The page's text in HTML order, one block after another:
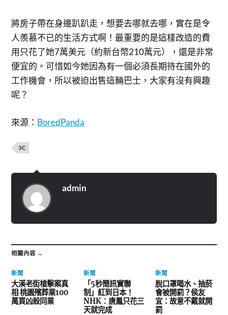
將房子帶在身邊趴趴走，想要去哪就去哪，實在是令
人羨慕不已的生活方式啊！最重要的是這樣改造的費
用只花了她7萬美元（約新台幣210萬元），還是非常
便宜的。可惜如今她因為有一個必須長期待在國外的
工作機會，所以被迫出售這輛巴士，大家有沒有興趣
呢？
來源： BoredPanda
3C
admin
相關內容 →
新聞
大溪老街槍擊案真
相 桃園殯葬業100
萬買凶殺同業
新聞
「5秒簡訊實聯
制」紅到日本！
NHK：唐鳳只花三
天就完成
新聞
脫口罩喝水、抽菸
會被開罰？侯友
宜：故意不戴就開
罰